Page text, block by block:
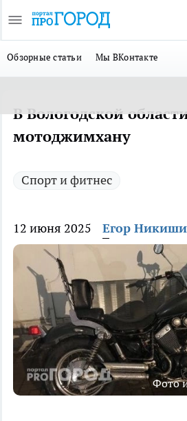
Обзорные статьи Мы ВКонтакте
В Вологодской
мотоджимхану
Спорт и фитнес
12 июня 2025 Егор
Фото